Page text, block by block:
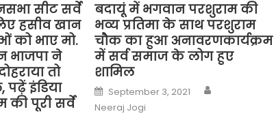
सीट सर्वे
हसीव खान
को भाए मो.
भाजपा ने
तो
पढ़ें इंडिया
की पूरी सर्वे
‍‍‍‍‍‍‍‍‍‍‍‍‍‍‍‍‍‍‍‍‍‍‍बदायूं में भगवान परशुराम की
भव्य प्रतिमा के साथ परशुराम
चौक का हुआ अनावरणकार्यक्रम
में सर्व समाज के लोग हुए
शामिल
Posted
on
September 3, 2021
Neeraj Jogi